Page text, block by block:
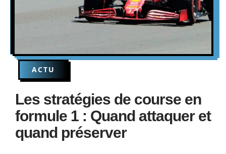
ACTU
Les stratégies de course en
formule 1 : Quand attaquer et
quand préserver